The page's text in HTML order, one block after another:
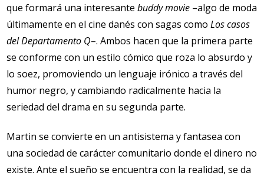
que formará una interesantebuddy movie –algo de moda
últimamente en el cine danés con sagas comoLos casos
del Departamento Q–. Ambos hacen que la primera parte
se conforme con un estilo cómico que roza lo absurdo y
lo soez, promoviendo un lenguaje irónico a través del
humor negro, y cambiando radicalmente hacia la
seriedad del drama en su segunda parte.
Martin se convierte en un antisistema y fantasea con
una sociedad de carácter comunitario donde el dinero no
existe. Ante el sueño se encuentra con la realidad, se da